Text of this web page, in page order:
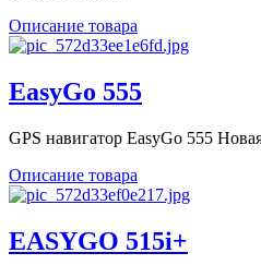
Описание товара
EasyGo 555
GPS навигатор EasyGo 555
Описание товара
EASYGO 515i+